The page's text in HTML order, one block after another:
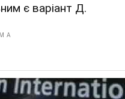
є варіант Д.